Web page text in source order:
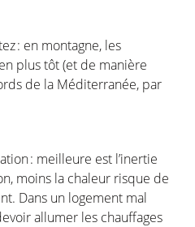
: en montagne, les
plustôt(et de manière
de la Méditerranée, par
: meilleure est l’inertie
, moins la chaleur risque de
. Dans un logement mal
allumer les chauffages